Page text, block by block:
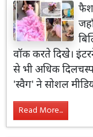
वॉक करते दिखे।
से भी अधिक दिलचस्प
'स्वैग' ने सोशल
Read More...